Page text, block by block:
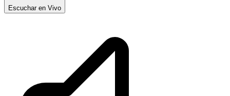
Escuchar en Vivo